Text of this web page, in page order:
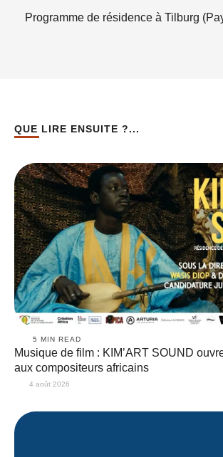
Programme de résidence à Tilburg
QUE LIRE ENSUITE ?...
5 MIN READ
Musique de film : KIM’ART SOUND
aux compositeurs africains
4 août 2026